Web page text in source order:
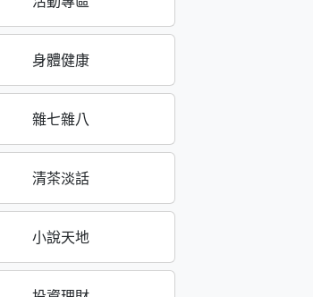
身體健康
雜七雜八
清茶淡話
小說天地